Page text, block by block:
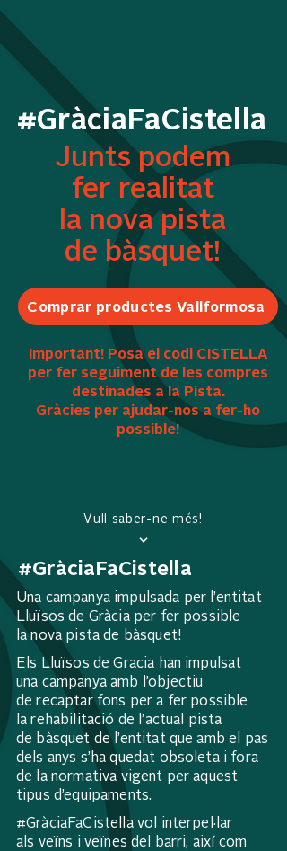
#GràciaFaCistella
Junts podem
fer realitat
la nova pista
de bàsquet!
Comprar productes Vallformosa
Important! Posa el codi CISTELLA
per fer seguiment de les compres
destinades a la Pista.
Gràcies per ajudar-nos a fer-ho
possible!
Vull saber-ne més!
#GràciaFaCistella
Una campanya impulsada per l’entitat
Lluïsos de Gràcia per fer possible
la nova pista de bàsquet!
Els Lluïsos de Gracia han impulsat
una campanya amb l’objectiu
de recaptar fons per a fer possible
la rehabilitació de l’actual pista
de bàsquet de l’entitat que amb el pas
dels anys s’ha quedat obsoleta i fora
de la normativa vigent per aquest
tipus d’equipaments.
#GràciaFaCistella vol interpel·lar
als veïns i veïnes del barri, així com